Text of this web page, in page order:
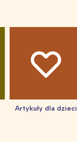
Artykuły dla dzieci